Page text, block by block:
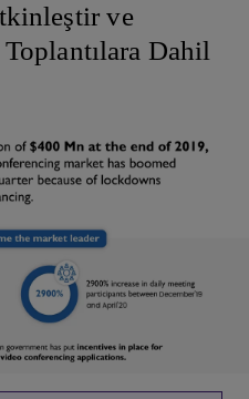
ve
Toplantılara Dahil